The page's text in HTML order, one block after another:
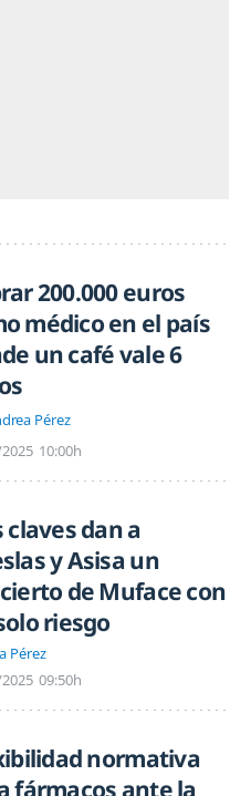
200.000 euros
médico en el país
un café vale 6
Pérez
10:00h
claves dan a
y Asisa un
de Muface con
riesgo
Pérez
09:50h
normativa
fármacos ante la